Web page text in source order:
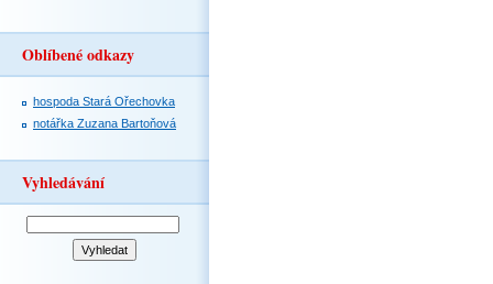
Oblíbené odkazy
hospoda Stará Ořechovka
notářka Zuzana Bartoňová
Vyhledávání